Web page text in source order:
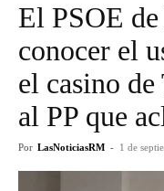
El PSOE
conocer el
el casino
al PP que
Por LasNoticiasRM - 1 de